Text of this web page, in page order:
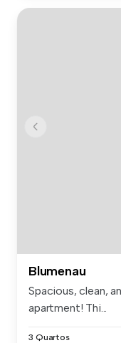
Blumenau
Spacious, clean,
apartment! Thi...
3 Quartos